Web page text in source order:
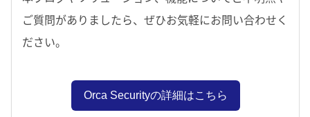
ご質問がありましたら、ぜひお気軽にお問い合わせく
ださい。
Orca Securityの詳細はこちら